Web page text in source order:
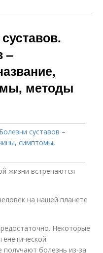
–
методы
жизни встречаются
на нашей планете
Некоторые
получают болезнь из-за